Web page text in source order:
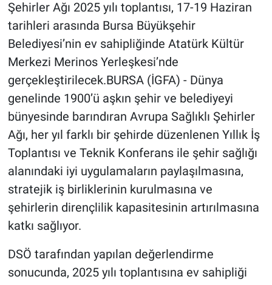
Şehirler Ağı 2025 yılı toplantısı, 17-19 Haziran
tarihleri arasında Bursa Büyükşehir
Belediyesi’nin ev sahipliğinde Atatürk Kültür
Merkezi Merinos Yerleşkesi’nde
gerçekleştirilecek.BURSA (İGFA) - Dünya
genelinde 1900’ü aşkın şehir ve belediyeyi
bünyesinde barındıran Avrupa Sağlıklı Şehirler
Ağı, her yıl farklı bir şehirde düzenlenen Yıllık İş
Toplantısı ve Teknik Konferans ile şehir sağlığı
alanındaki iyi uygulamaların paylaşılmasına,
stratejik iş birliklerinin kurulmasına ve
şehirlerin dirençlilik kapasitesinin artırılmasına
katkı sağlıyor.
DSÖ tarafından yapılan değerlendirme
sonucunda, 2025 yılı toplantısına ev sahipliği